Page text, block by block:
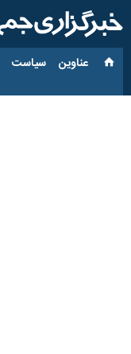
عناوین‌ سیاست